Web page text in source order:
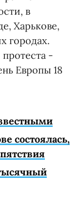
в
Харькове,
городах.
-
Европы 18
состоялась,